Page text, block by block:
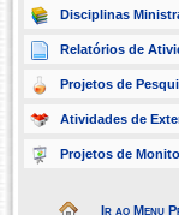
Disciplinas
Relatórios de
Projetos de
Atividades de
Projetos de
Ir ao Menu